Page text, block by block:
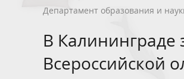
Первый заместитель
Чукотского автономного
О Департаменте
Государственная (итоговая)
аттестация
Подведомственные
Объявления, конкурсы на
Нормативные правовые
Правовая база
Департамент образования и
В Калининграде
Всероссийской